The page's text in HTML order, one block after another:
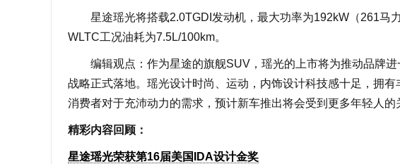
星途瑶光将搭载2.0TGDI发动机，最大功率为192kW（261马
WLTC工况油耗为7.5L/100km。
编辑观点：作为星途的旗舰SUV，瑶光的上市将为推动品牌进
战略正式落地。瑶光设计时尚、运动，内饰设计科技感十足，拥
消费者对于充沛动力的需求，预计新车推出将会受到更多年轻人的
精彩内容回顾：
星途瑶光荣获第16届美国IDA设计金奖